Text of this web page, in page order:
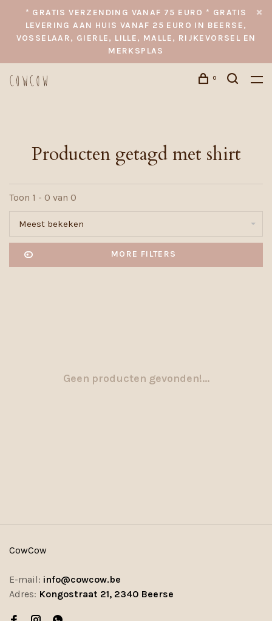
* GRATIS VERZENDING VANAF 75 EURO * GRATIS
LEVERING AAN HUIS VANAF 25 EURO IN BEERSE,
VOSSELAAR, GIERLE, LILLE, MALLE, RIJKEVORSEL EN
MERKSPLAS
0
Producten getagd met shirt
Toon 1 - 0 van 0
Meest bekeken
MORE FILTERS
Geen producten gevonden!...
CowCow
E-mail: info@cowcow.be
Adres: Kongostraat 21, 2340 Beerse